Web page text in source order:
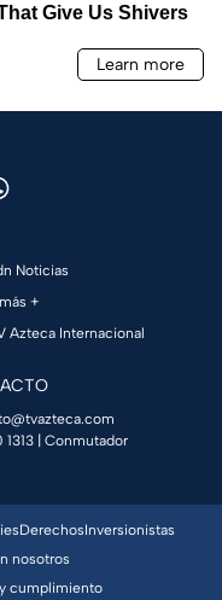
Noticias
+
Azteca Internacional
1313 | Conmutador
DerechosInversionistas
nosotros
cumplimiento